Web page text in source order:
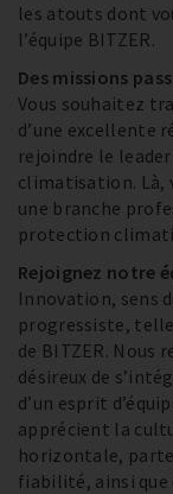
les atouts dont
l’équipe BITZER.
Des missions
Vous souhaitez
d’une excellente
rejoindre le
climatisation. Là,
une branche
protection
Rejoignez notre
Innovation, sens
progressiste,
de BITZER. Nous
désireux de
d’un esprit
apprécient la
horizontale,
fiabilité, ainsi